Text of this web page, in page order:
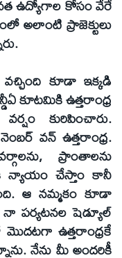
ఉద్యోగాల కోసం వేరే
అలాంటి ప్రాజెక్టులు
కూడా ఇక్కడి
కూటమికి ఉత్తరాంధ్ర
కురిపించారు.
వన్‌ ఉత్తరాంధ్ర.
ప్రాంతాలను
న్యాయం చేస్తాం కానీ
ఆ నమ్మకం కూడా
నా పర్యటనల షెడ్యూల్‌
మొదటగా ఉత్తరాంధ్రకే
నేను మీ అందరికీ